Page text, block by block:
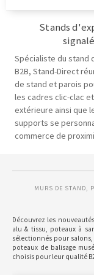
Stands
Spécialiste du stand
B2B, Stand-Direct
de stand et parois
les cadres clic-clac
extérieure ainsi que
supports se
commerce de
MURS DE STAND,
Découvrez les
alu & tissu
poteaux à
sélectionnés pour
poteaux de balisage
choisis pour leur qualité